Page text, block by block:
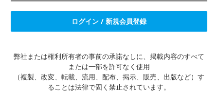
ログイン / 新規会員登録
弊社または権利所有者の事前の承諾なしに、掲載内容のすべて
または一部を許可なく使用
（複製、改変、転載、流用、配布、掲示、販売、出版など）す
ることは法律で固く禁止されています。